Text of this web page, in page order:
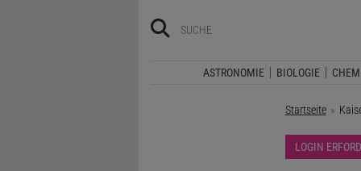
ASTRONOMIE BIOLOGIE
Startseite
LOGIN